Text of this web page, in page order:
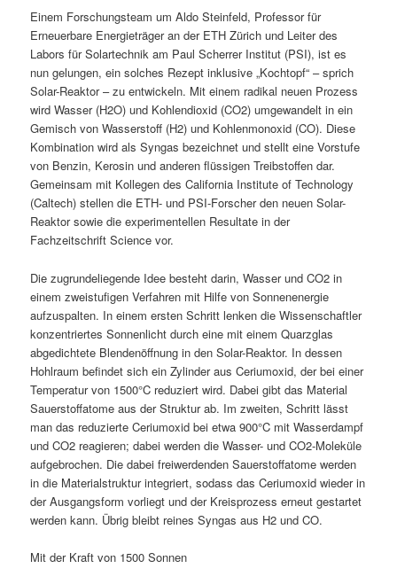
Einem Forschungsteam um Aldo Steinfeld, Professor für
Erneuerbare Energieträger an der ETH Zürich und Leiter des
Labors für Solartechnik am Paul Scherrer Institut (PSI), ist es
nun gelungen, ein solches Rezept inklusive „Kochtopf“ – sprich
Solar-Reaktor – zu entwickeln. Mit einem radikal neuen Prozess
wird Wasser (H2O) und Kohlendioxid (CO2) umgewandelt in ein
Gemisch von Wasserstoff (H2) und Kohlenmonoxid (CO). Diese
Kombination wird als Syngas bezeichnet und stellt eine Vorstufe
von Benzin, Kerosin und anderen flüssigen Treibstoffen dar.
Gemeinsam mit Kollegen des California Institute of Technology
(Caltech) stellen die ETH- und PSI-Forscher den neuen Solar-
Reaktor sowie die experimentellen Resultate in der
Fachzeitschrift Science vor.
Die zugrundeliegende Idee besteht darin, Wasser und CO2 in
einem zweistufigen Verfahren mit Hilfe von Sonnenenergie
aufzuspalten. In einem ersten Schritt lenken die Wissenschaftler
konzentriertes Sonnenlicht durch eine mit einem Quarzglas
abgedichtete Blendenöffnung in den Solar-Reaktor. In dessen
Hohlraum befindet sich ein Zylinder aus Ceriumoxid, der bei einer
Temperatur von 1500°C reduziert wird. Dabei gibt das Material
Sauerstoffatome aus der Struktur ab. Im zweiten, Schritt lässt
man das reduzierte Ceriumoxid bei etwa 900°C mit Wasserdampf
und CO2 reagieren; dabei werden die Wasser- und CO2-Moleküle
aufgebrochen. Die dabei freiwerdenden Sauerstoffatome werden
in die Materialstruktur integriert, sodass das Ceriumoxid wieder in
der Ausgangsform vorliegt und der Kreisprozess erneut gestartet
werden kann. Übrig bleibt reines Syngas aus H2 und CO.
Mit der Kraft von 1500 Sonnen